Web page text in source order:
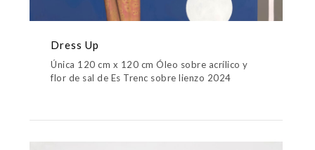
Dress Up
Única 120 cm x 120 cm Óleo sobre acrílico y
flor de sal de Es Trenc sobre lienzo 2024